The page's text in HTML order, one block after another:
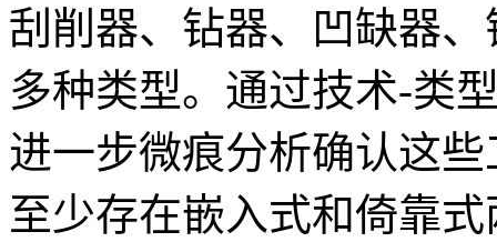
刮削器、钻器、凹缺器
多种类型。通过技术-类
进一步微痕分析确认这
至少存在嵌入式和倚靠